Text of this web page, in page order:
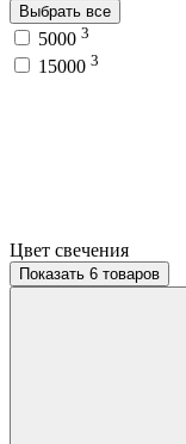
Выбрать все
5000 3
15000 3
Цвет свечения
Показать 6 товаров